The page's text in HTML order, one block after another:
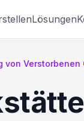
Lösungen
Verstorbenen